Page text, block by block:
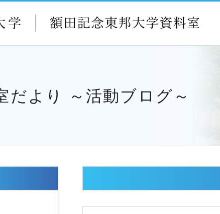
だより ～活動ブログ～